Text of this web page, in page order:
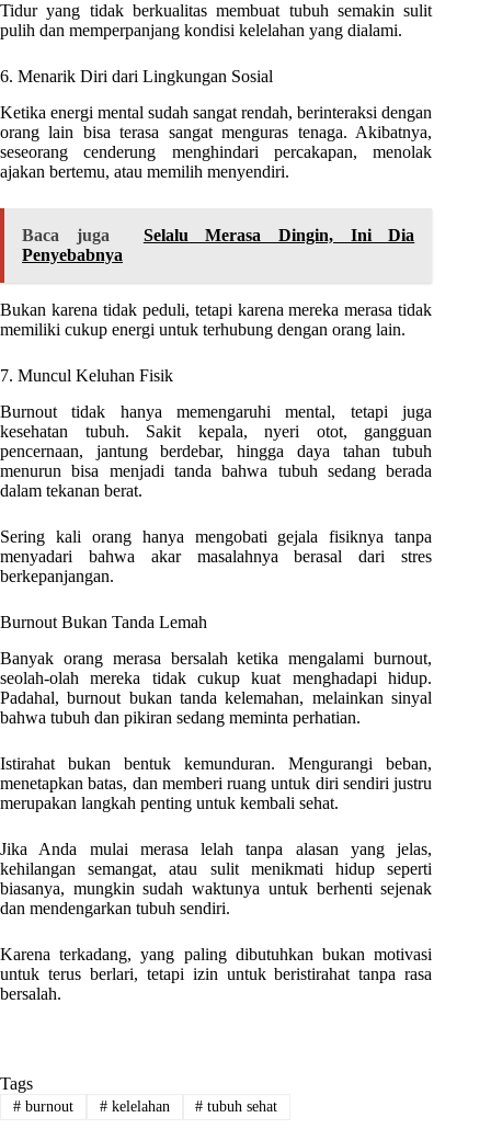
Tidur yang tidak berkualitas membuat tubuh semakin sulit
pulih dan memperpanjang kondisi kelelahan yang dialami.
6. Menarik Diri dari Lingkungan Sosial
Ketika energi mental sudah sangat rendah, berinteraksi dengan
orang lain bisa terasa sangat menguras tenaga. Akibatnya,
seseorang cenderung menghindari percakapan, menolak
ajakan bertemu, atau memilih menyendiri.
Baca juga
Selalu Merasa Dingin, Ini Dia
Penyebabnya
Bukan karena tidak peduli, tetapi karena mereka merasa tidak
memiliki cukup energi untuk terhubung dengan orang lain.
7. Muncul Keluhan Fisik
Burnout tidak hanya memengaruhi mental, tetapi juga
kesehatan tubuh. Sakit kepala, nyeri otot, gangguan
pencernaan, jantung berdebar, hingga daya tahan tubuh
menurun bisa menjadi tanda bahwa tubuh sedang berada
dalam tekanan berat.
Sering kali orang hanya mengobati gejala fisiknya tanpa
menyadari bahwa akar masalahnya berasal dari stres
berkepanjangan.
Burnout Bukan Tanda Lemah
Banyak orang merasa bersalah ketika mengalami burnout,
seolah-olah mereka tidak cukup kuat menghadapi hidup.
Padahal, burnout bukan tanda kelemahan, melainkan sinyal
bahwa tubuh dan pikiran sedang meminta perhatian.
Istirahat bukan bentuk kemunduran. Mengurangi beban,
menetapkan batas, dan memberi ruang untuk diri sendiri justru
merupakan langkah penting untuk kembali sehat.
Jika Anda mulai merasa lelah tanpa alasan yang jelas,
kehilangan semangat, atau sulit menikmati hidup seperti
biasanya, mungkin sudah waktunya untuk berhenti sejenak
dan mendengarkan tubuh sendiri.
Karena terkadang, yang paling dibutuhkan bukan motivasi
untuk terus berlari, tetapi izin untuk beristirahat tanpa rasa
bersalah.
Tags
#burnout #kelelahan # tubuh sehat